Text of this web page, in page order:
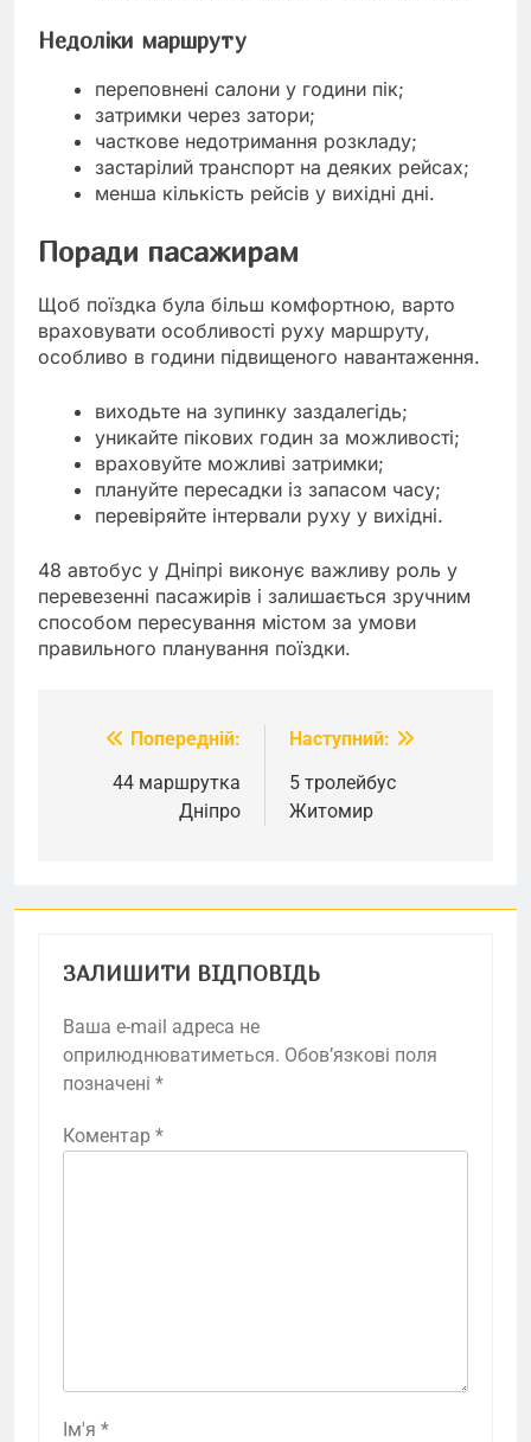
Недоліки маршруту
переповнені салони у години пік;
затримки через затори;
часткове недотримання розкладу;
застарілий транспорт на деяких рейсах;
менша кількість рейсів у вихідні дні.
Поради пасажирам
Щоб поїздка була більш комфортною, варто
враховувати особливості руху маршруту,
особливо в години підвищеного навантаження.
виходьте на зупинку заздалегідь;
уникайте пікових годин за можливості;
враховуйте можливі затримки;
плануйте пересадки із запасом часу;
перевіряйте інтервали руху у вихідні.
48 автобус у Дніпрі виконує важливу роль у
перевезенні пасажирів і залишається зручним
способом пересування містом за умови
правильного планування поїздки.
Навігація
записів
Попередній:
44 маршрутка
Дніпро
Наступний:
5 тролейбус
Житомир
ЗАЛИШИТИ ВІДПОВІДЬ
Ваша e-mail адреса не
оприлюднюватиметься. Обов’язкові поля
позначені *
Коментар *
Ім'я *